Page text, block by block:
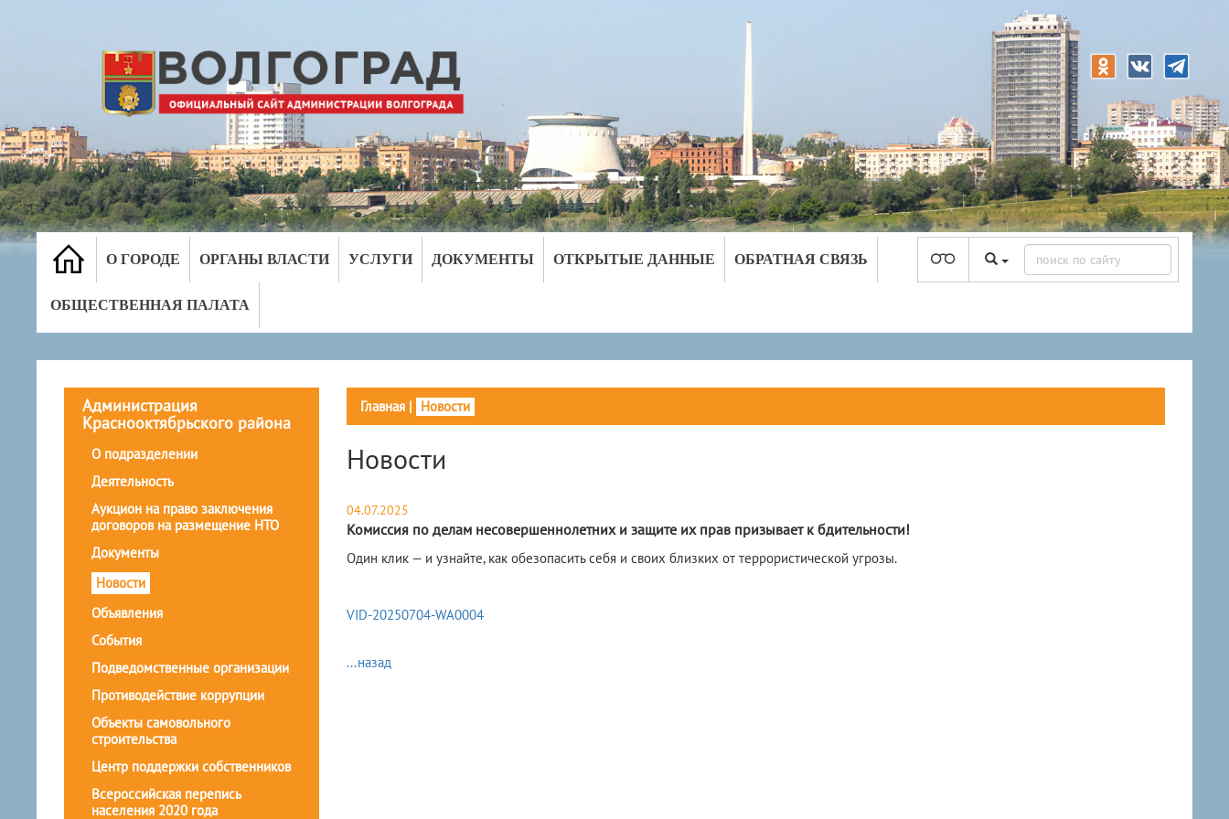
О ГОРОДЕ ОРГАНЫ ВЛАСТИ УСЛУГИ ДОКУМЕНТЫ ОТКРЫТЫЕ ДАННЫЕ ОБРАТНАЯ СВЯЗЬ
ОБЩЕСТВЕННАЯ ПАЛАТА
Администрация
Краснооктябрьского района
О подразделении
Деятельность
Аукцион на право заключения
договоров на размещение НТО
Документы
Новости
Объявления
События
Подведомственные организации
Противодействие коррупции
Объекты самовольного
строительства
Центр поддержки собственников
Всероссийская перепись
населения 2020 года
Главная| Новости
Новости
04.07.2025
Комиссия по делам несовершеннолетних и защите их прав призывает к бдительности!
Один клик — и узнайте, как обезопасить себя и своих близких от террористической угрозы.
VID-20250704-WA0004
...назад